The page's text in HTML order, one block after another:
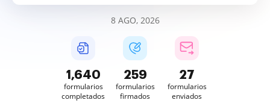
8 AGO, 2026
1,640
formularios
completados
259
formularios
firmados
27
formularios
enviados